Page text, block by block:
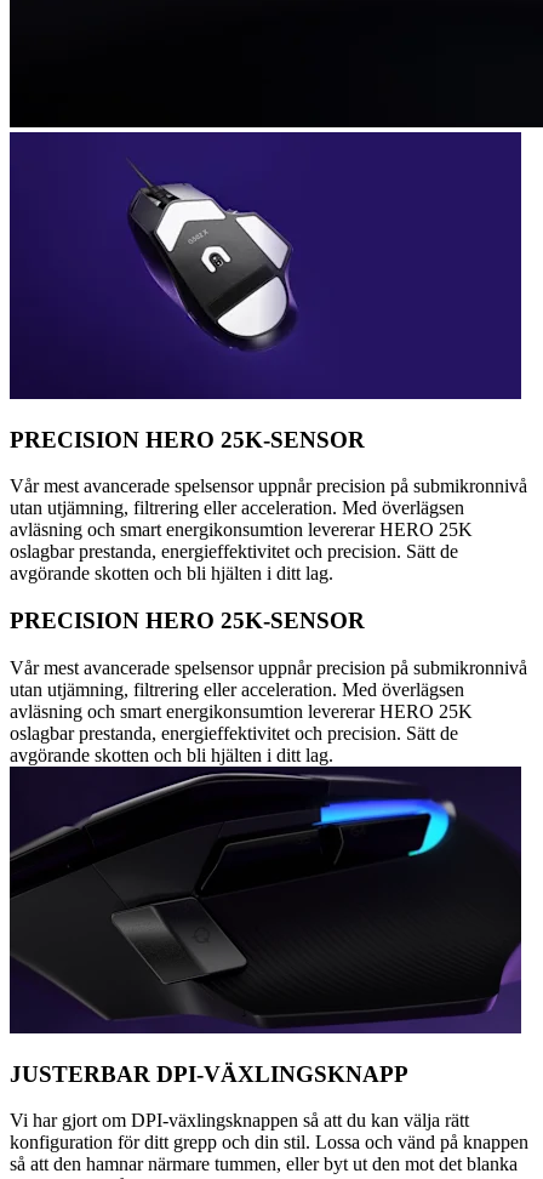
PRECISION HERO 25K-SENSOR
Vår mest avancerade spelsensor uppnår precision på submikronnivå
utan utjämning, filtrering eller acceleration. Med överlägsen
avläsning och smart energikonsumtion levererar HERO 25K
oslagbar prestanda, energieffektivitet och precision. Sätt de
avgörande skotten och bli hjälten i ditt lag.
PRECISION HERO 25K-SENSOR
Vår mest avancerade spelsensor uppnår precision på submikronnivå
utan utjämning, filtrering eller acceleration. Med överlägsen
avläsning och smart energikonsumtion levererar HERO 25K
oslagbar prestanda, energieffektivitet och precision. Sätt de
avgörande skotten och bli hjälten i ditt lag.
JUSTERBAR DPI-VÄXLINGSKNAPP
Vi har gjort om DPI-växlingsknappen så att du kan välja rätt
konfiguration för ditt grepp och din stil. Lossa och vänd på knappen
så att den hamnar närmare tummen, eller byt ut den mot det blanka